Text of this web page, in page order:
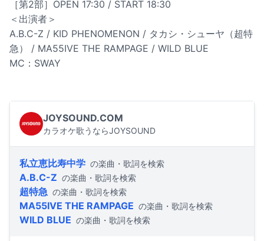
［第2部］OPEN 17:30 / START 18:30
＜出演者＞
A.B.C-Z / KID PHENOMENON / タカシ・シューヤ（超特
急） / MA55IVE THE RAMPAGE / WILD BLUE
MC：SWAY
JOYSOUND.COM
カラオケ歌うならJOYSOUND
私立恵比寿中学 の楽曲・歌詞を検索
A.B.C-Z の楽曲・歌詞を検索
超特急 の楽曲・歌詞を検索
MA55IVE THE RAMPAGE の楽曲・歌詞を検索
WILD BLUE の楽曲・歌詞を検索